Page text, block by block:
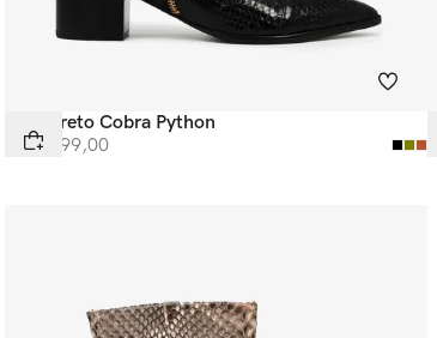
Bota Preto Cobra Python
R$ 4 299,00